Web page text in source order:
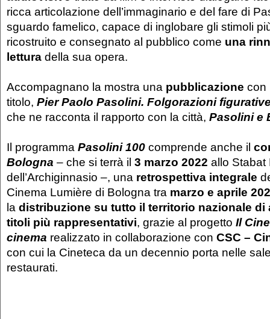
ricca articolazione dell’immaginario e del fare di
sguardo famelico, capace di inglobare gli stimoli
ricostruito e consegnato al pubblico come una
lettura della sua opera.
Accompagnano la mostra una pubblicazione con
titolo, Pier Paolo Pasolini. Folgorazioni
che ne racconta il rapporto con la città, Pasolini e
Il programma Pasolini 100 comprende anche il
Bologna – che si terrà il 3 marzo 2022 allo Stabat
dell’Archiginnasio –, una retrospettiva integrale
Cinema Lumière di Bologna tra marzo e aprile
la distribuzione su tutto il territorio nazionale di
titoli più rappresentativi, grazie al progetto Il
cinema realizzato in collaborazione con CSC –
con cui la Cineteca da un decennio porta nelle
restaurati.